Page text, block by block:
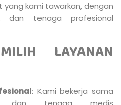
yang kami tawarkan, dengan
dan tenaga profesional
LAYANAN
: Kami bekerja sama